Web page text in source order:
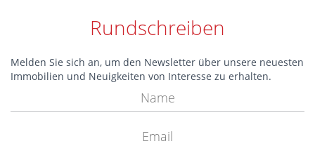
Rundschreiben
Melden Sie sich an, um den Newsletter über unsere neuesten
Immobilien und Neuigkeiten von Interesse zu erhalten.